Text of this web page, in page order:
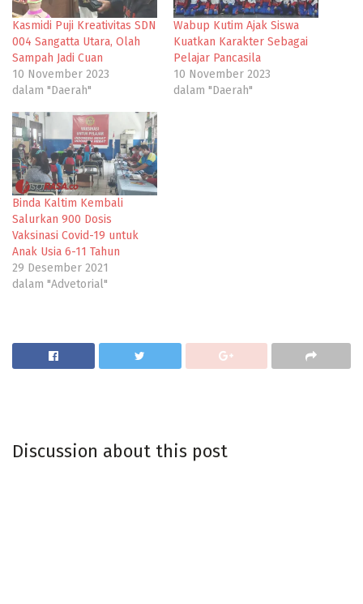
Kasmidi Puji Kreativitas SDN
004 Sangatta Utara, Olah
Sampah Jadi Cuan
10 November 2023
dalam "Daerah"
Wabup Kutim Ajak Siswa
Kuatkan Karakter Sebagai
Pelajar Pancasila
10 November 2023
dalam "Daerah"
Binda Kaltim Kembali
Salurkan 900 Dosis
Vaksinasi Covid-19 untuk
Anak Usia 6-11 Tahun
29 Desember 2021
dalam "Advetorial"
Discussion about this post